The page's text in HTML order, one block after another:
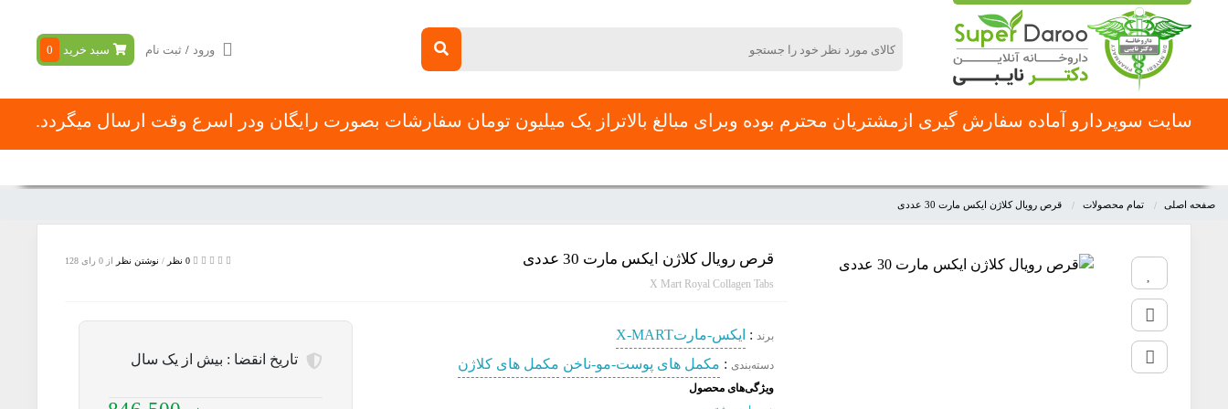
ورود / ثبت نام سبد خرید 0
سایت سوپردارو آماده سفارش گیری ازمشتریان محترم بوده وبرای مبالغ بالاتراز یک میلیون تومان سفارشات بصورت رایگان ودر اسرع وقت ارسال میگردد.
صفحه اصلی تمام محصولات قرص رویال کلاژن ایکس مارت 30 عددی
قرص رویال کلاژن ایکس مارت 30 عددی
X Mart Royal Collagen Tabs
0 نظر / نوشتن نظر از 0 رای 128
برند : ایکس-مارتX-MART
دسته‌بندی : مکمل های پوست-مو-ناخن مکمل های کلاژن
ویژگی‌های محصول
تاریخ انقضا : بیش از یک سال